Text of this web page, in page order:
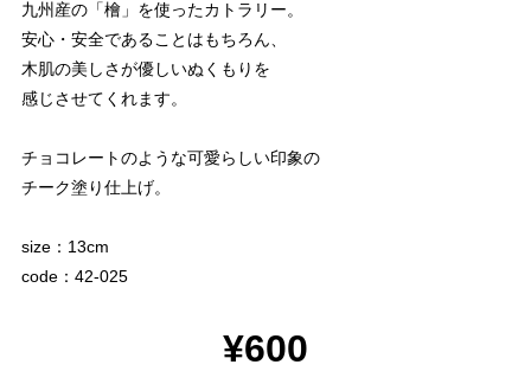
九州産の「檜」を使ったカトラリー。
安心・安全であることはもちろん、
木肌の美しさが優しいぬくもりを
感じさせてくれます。
チョコレートのような可愛らしい印象の
チーク塗り仕上げ。
size：13cm
code：42-025
¥600